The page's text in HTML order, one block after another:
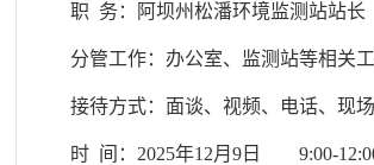
职 务：阿坝州松潘环境监测站站长
分管工作：办公室、监测站等相关
接待方式：面谈、视频、电话、现场
时 间：2025年12月9日 9:00-